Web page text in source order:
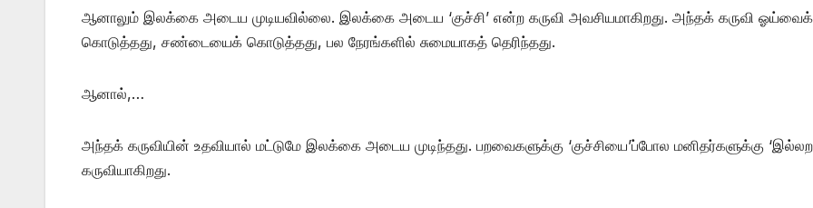
ஆனாலும் இலக்கை அடைய முடியவில்லை. இலக்கை அடைய ‘குச்சி’ என்ற கருவி அவசியமாகிறது. அந்தக் கருவி ஓய்வைக்
கொடுத்தது, சண்டையைக் கொடுத்தது, பல நேரங்களில் சுமையாகத் தெரிந்தது.
ஆனால்,…
அந்தக் கருவியின் உதவியால் மட்டுமே இலக்கை அடைய முடிந்தது. பறவைகளுக்கு ‘குச்சியை’ப்போல மனிதர்களுக்கு
கருவியாகிறது.